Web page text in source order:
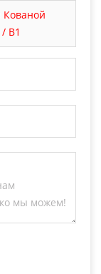
Кованой
B1